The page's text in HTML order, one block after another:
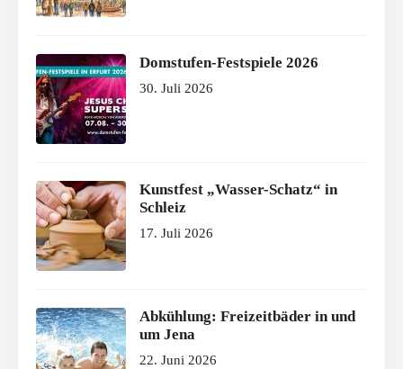
Domstufen-Festspiele 2026
30. Juli 2026
Kunstfest „Wasser-Schatz“ in
Schleiz
17. Juli 2026
Abkühlung: Freizeitbäder in und
um Jena
22. Juni 2026